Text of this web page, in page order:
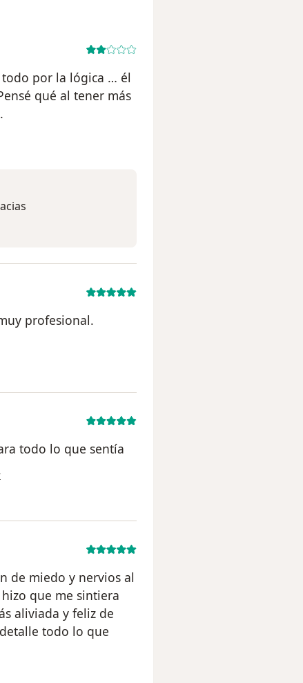
por la lógica … él
qué al tener más
profesional.
del usuario DCP
todo lo que sentía
del usuario V.LF
de miedo y nervios al
que me sintiera
aliviada y feliz de
todo lo que
usuario Valeria C.